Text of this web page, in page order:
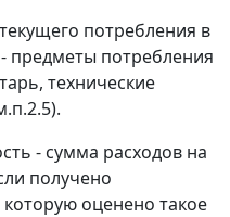
потребления в
- предметы потребления
технические
- сумма расходов на
получено
оценено такое